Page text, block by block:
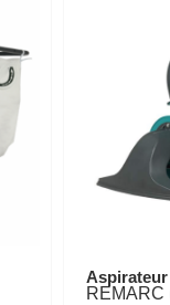
Aspirateur
REMARC